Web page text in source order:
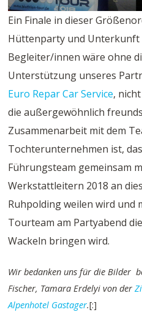
Ein Finale in dieser
Hüttenparty und Unterkunft
Begleiter/innen wäre ohne
Unterstützung unseres
Euro Repar Car Service,
die außergewöhnlich
Zusammenarbeit mit dem
Tochterunternehmen ist,
Führungsteam gemeinsam
Werkstattleitern 2018 an
Ruhpolding weilen wird und
Tourteam am Partyabend
Wackeln bringen wird.
Wir bedanken uns für die Bilder
Fischer, Tamara Erdelyi von der
Alpenhotel Gastager.[:]